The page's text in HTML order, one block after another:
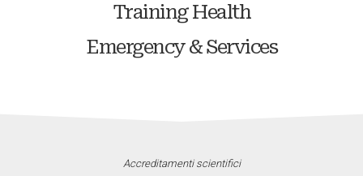
Training Health
Emergency & Services
Accreditamenti scientifici